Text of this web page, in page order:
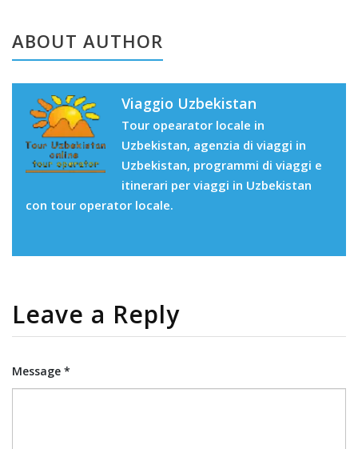
ABOUT AUTHOR
Viaggio Uzbekistan
Tour opearator locale in
Uzbekistan, agenzia di viaggi in
Uzbekistan, programmi di viaggi e
itinerari per viaggi in Uzbekistan
con tour operator locale.
Leave a Reply
Message *